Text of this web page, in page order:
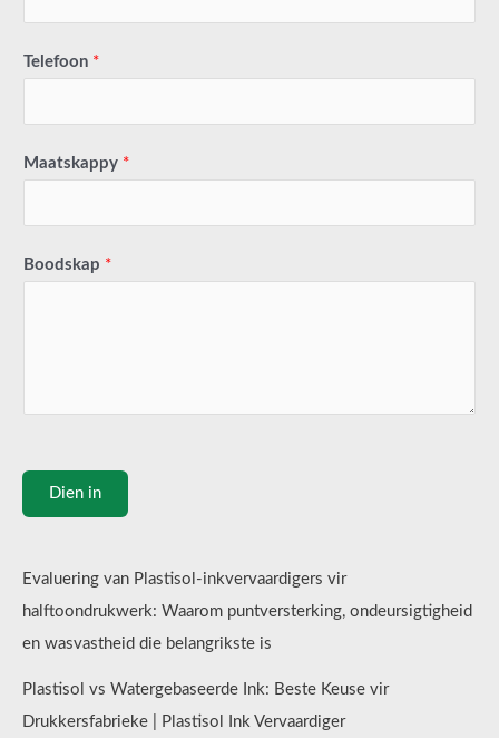
Telefoon *
Maatskappy *
Boodskap *
Dien in
Evaluering van Plastisol-inkvervaardigers vir
halftoondrukwerk: Waarom puntversterking, ondeursigtigheid
en wasvastheid die belangrikste is
Plastisol vs Watergebaseerde Ink: Beste Keuse vir
Drukkersfabrieke | Plastisol Ink Vervaardiger